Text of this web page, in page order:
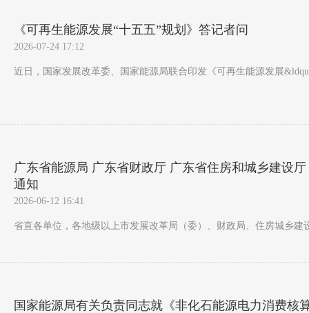
《可再生能源发展“十五五”规划》答记者问
2026-07-24 17:12
近日，国家发展改革委、国家能源局联合印发《可再生能源发展
广东省能源局 广东省财政厅 广东省住房和城乡建设
通知
2026-06-12 16:41
省直各单位，各地级以上市发展改革局（委）、财政局、住房城乡
国家能源局有关负责同志就《非化石能源电力消费核